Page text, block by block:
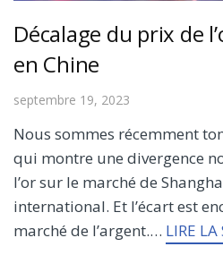
Décalage du prix de
en Chine
septembre 19, 2023
Nous sommes récemment
qui montre une divergence
l’or sur le marché de
international. Et l’écart est
marché de l’argent.… LIRE